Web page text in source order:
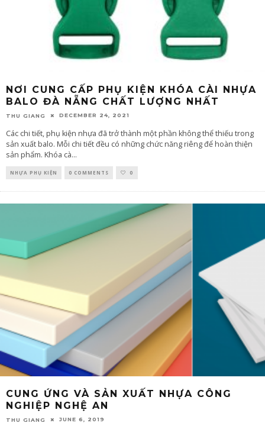
NƠI CUNG CẤP PHỤ KIỆN KHÓA CÀI NHỰA
BALO ĐÀ NẴNG CHẤT LƯỢNG NHẤT
THU GIANG DECEMBER 24, 2021
Các chi tiết, phụ kiện nhựa đã trở thành một phần không thể thiếu trong
sản xuất balo. Mỗi chi tiết đều có những chức năng riêng để hoàn thiện
sản phẩm. Khóa cà...
NHỰA PHỤ KIỆN 0 COMMENTS 0
CUNG ỨNG VÀ SẢN XUẤT NHỰA CÔNG
NGHIỆP NGHỆ AN
THU GIANG JUNE 6, 2019